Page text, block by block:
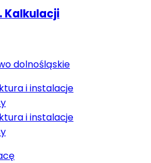
Kalkulacji
dolnośląskie
i instalacje
i instalacje